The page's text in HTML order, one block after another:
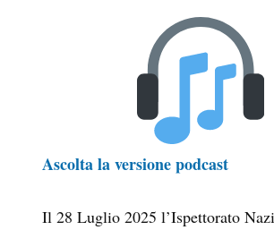
Ascolta la versione podcast
Il 28 Luglio 2025 l’Ispettorato